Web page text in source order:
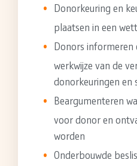
Donorkeuring en
plaatsen in een
Donors informeren
werkwijze van de
donorkeuringen en
Beargumenteren
voor donor en
worden
Onderbouwde